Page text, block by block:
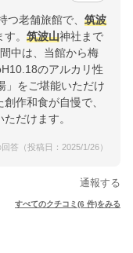
老舗旅館で、 筑波
。 筑波山神社まで
中は、当館から梅
のアルカリ性
」をご堪能いただけ
作和食が自慢で、
だけます。
答（投稿日：2025/1/26）
通報する
すべてのクチコミ(6 件)をみる